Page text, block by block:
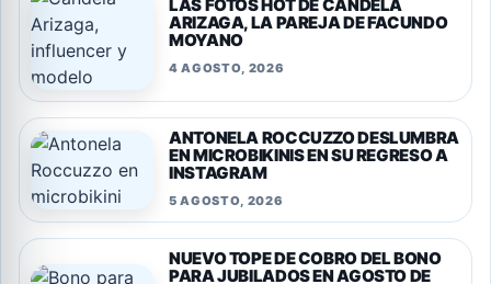
LAS FOTOS HOT DE CANDELA
ARIZAGA, LA PAREJA DE FACUNDO
MOYANO
4 AGOSTO, 2026
ANTONELA ROCCUZZO DESLUMBRA
EN MICROBIKINIS EN SU REGRESO A
INSTAGRAM
5 AGOSTO, 2026
NUEVO TOPE DE COBRO DEL BONO
PARA JUBILADOS EN AGOSTO DE